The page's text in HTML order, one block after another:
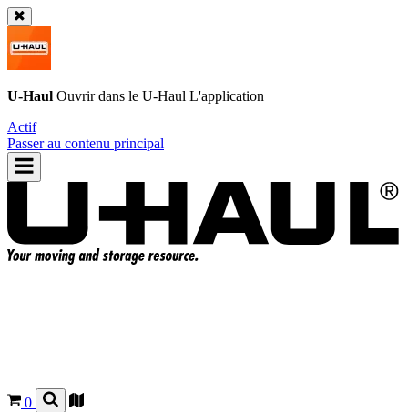
U-Haul Ouvrir dans le U-Haul L'application
Actif
Passer au contenu principal
0